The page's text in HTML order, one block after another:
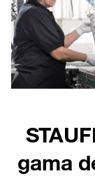
gama